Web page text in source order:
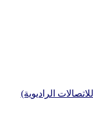
الراديوية)